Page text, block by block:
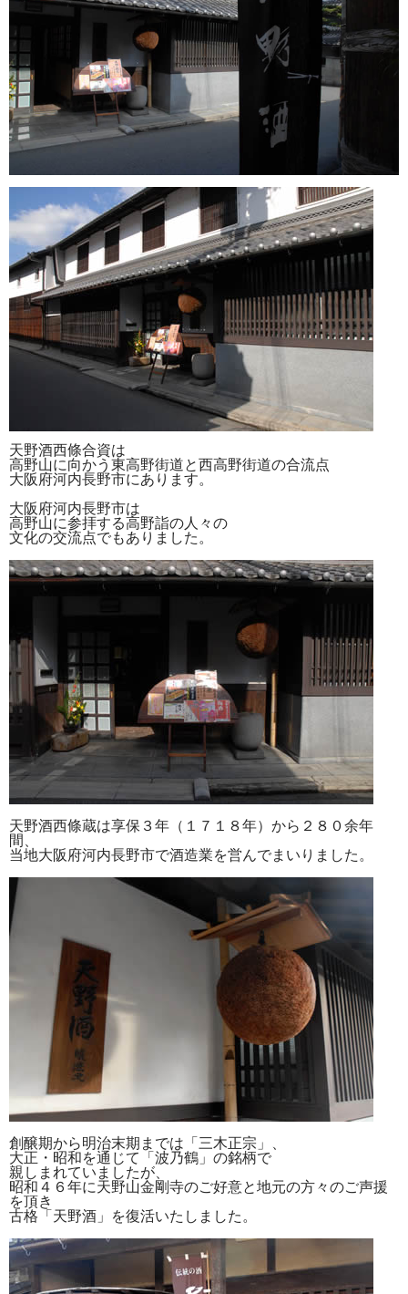
天野酒西條合資は
高野山に向かう東高野街道と西高野街道の合流点
大阪府河内長野市にあります。
大阪府河内長野市は
高野山に参拝する高野詣の人々の
文化の交流点でもありました。
天野酒西條蔵は享保３年（１７１８年）から２８０余年
間、
当地大阪府河内長野市で酒造業を営んでまいりました。
創醸期から明治末期までは「三木正宗」、
大正・昭和を通じて「波乃鶴」の銘柄で
親しまれていましたが、
昭和４６年に天野山金剛寺のご好意と地元の方々のご声援
を頂き
古格「天野酒」を復活いたしました。